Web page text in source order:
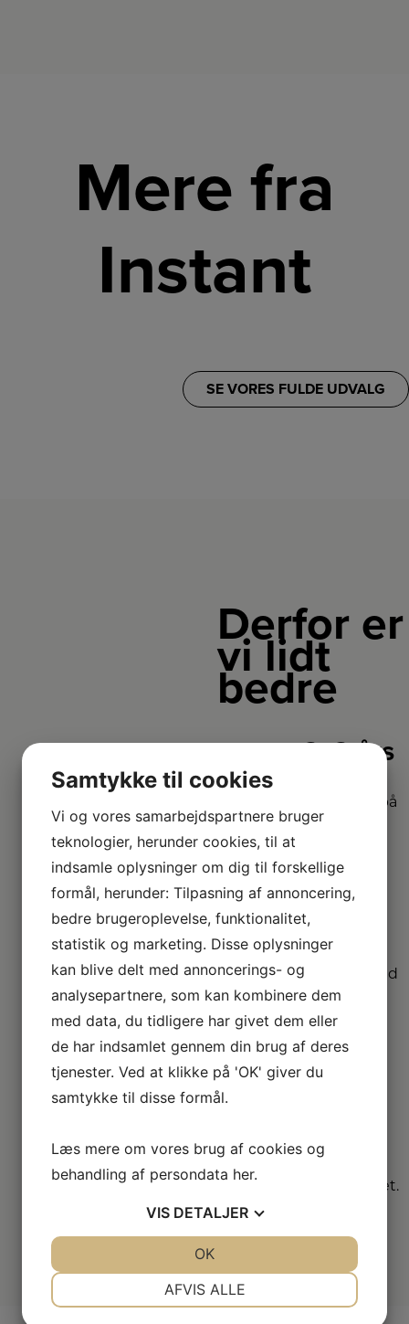
Mere fra
Instant
SE VORES FULDE UDVALG
Derfor er
vi lidt
bedre
2+2 års
garanti
Vi har udvidet garanti på
udvalgte produkter
– så du er sikret i 4 år.
Stort
sortiment
Vi har et af Danmarks
største sortimenter med
alle de kendte
varemærker.
Vi
dækker hele
Vælg mellem mange
forskellige
forhandlere i hele landet.
Samtykke til cookies
Vi og vores samarbejdspartnere bruger
teknologier, herunder cookies, til at
indsamle oplysninger om dig til forskellige
formål, herunder: Tilpasning af annoncering,
bedre brugeroplevelse, funktionalitet,
statistik og marketing. Disse oplysninger
kan blive delt med annoncerings- og
analysepartnere, som kan kombinere dem
med data, du tidligere har givet dem eller
de har indsamlet gennem din brug af deres
tjenester. Ved at klikke på 'OK' giver du
samtykke til disse formål.
Læs mere om vores brug af cookies og
behandling af persondata her.
VIS DETALJER
AFVIS ALLE
OK